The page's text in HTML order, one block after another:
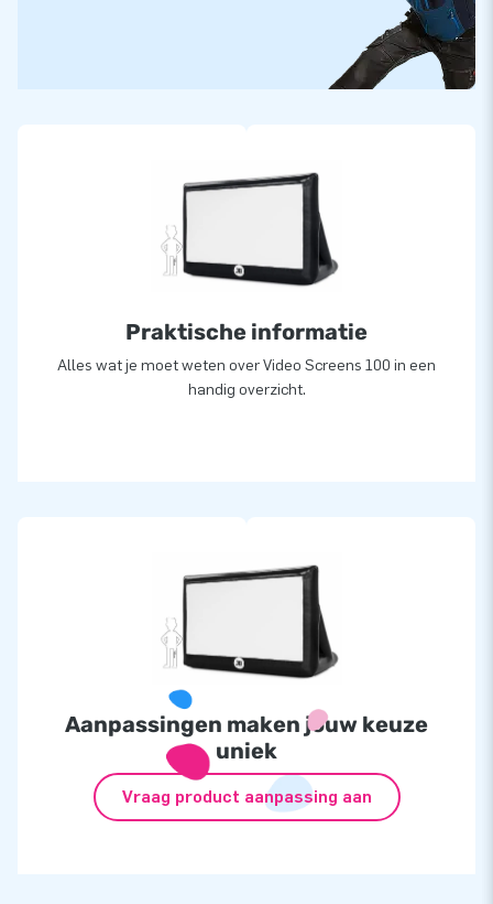
aantal voorbeelden van blikvangers en andere inflatables op
maat. Wanneer je een hartje aanklikt bij een inflatable die jij
mooi vindt, kan je deze doorgeven via een contactaanvraag
attractie, hoe vet is dat?!
Praktische informatie
Alles wat je moet weten over Video Screens 100 in een
handig overzicht.
Aanpassingen maken jouw keuze
uniek
Vraag product aanpassing aan